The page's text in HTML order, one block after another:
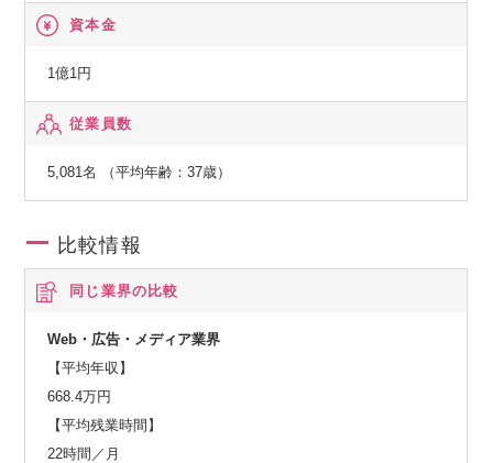
資本金
1億1円
従業員数
5,081名 （平均年齢：37歳）
比較情報
同じ業界の比較
Web・広告・メディア業界
【平均年収】
668.4万円
【平均残業時間】
22時間／月